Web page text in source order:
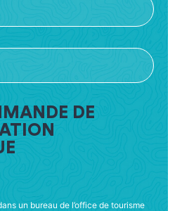
DE
un bureau de l’office de tourisme